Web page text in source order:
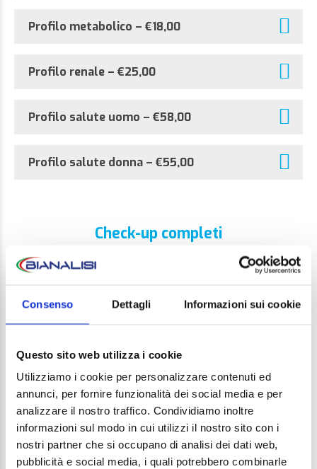
Consenso Dettagli Informazioni sui cookie
Questo sito web utilizza i cookie
Utilizziamo i cookie per personalizzare contenuti ed
annunci, per fornire funzionalità dei social media e per
analizzare il nostro traffico. Condividiamo inoltre
informazioni sul modo in cui utilizzi il nostro sito con i
nostri partner che si occupano di analisi dei dati web,
pubblicità e social media, i quali potrebbero combinarle
Profilo metabolico – €18,00
Profilo renale – €25,00
Profilo salute uomo – €58,00
Profilo salute donna – €55,00
Check-up completi
I test contenuti nel pacchetto Check-up consentono di
individuare i fattori di rischio per malattie
individuare segni e sintomi precoci per queste patologie
tratta quindi non solo di un programma di prevenzione,
prendersi cura di sé e della propria salute.
Check-up uomo under 40 – €86
Check-up uomo over 40 – €124